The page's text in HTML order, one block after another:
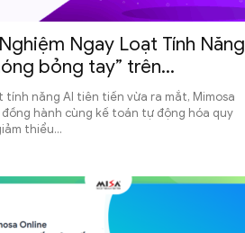
Ngay Loạt Tính Năng
bỏng tay” trên...
tính năng AI tiên tiến vừa ra mắt, Mimosa
đồng hành cùng kế toán tự động hóa quy
thiểu...